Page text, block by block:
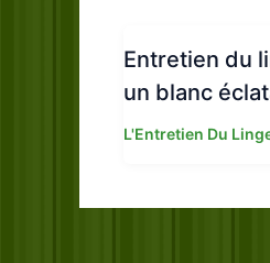
Entretien du
un blanc
L'Entretien Du